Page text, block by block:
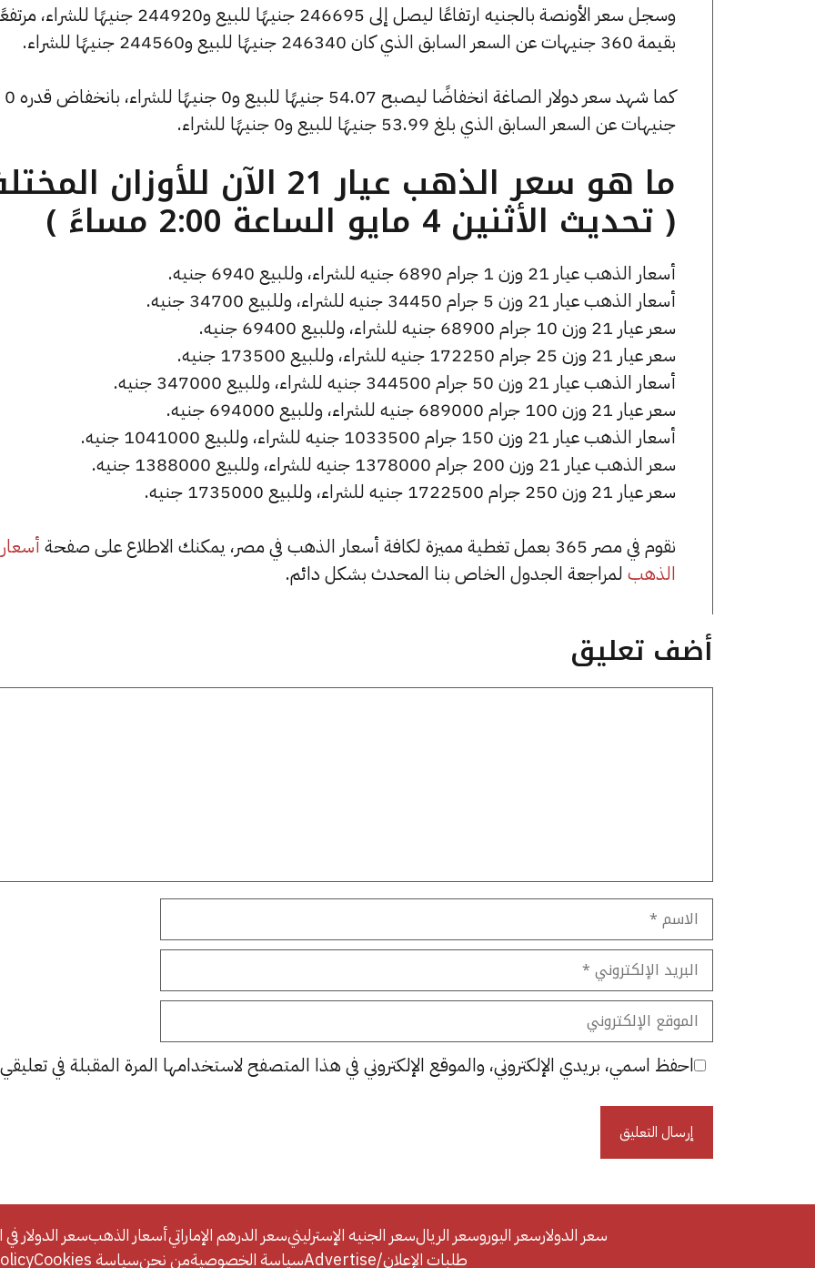
وسجل سعر الأونصة بالجنيه ارتفاعًا ليصل إلى 246695 جنيهًا للبيع و244920 جنيهًا للشراء،
بقيمة 360 جنيهات عن السعر السابق الذي كان 246340 جنيهًا للبيع و244560 جنيهًا للشراء.
كما شهد سعر دولار الصاغة انخفاضًا ليصبح 54.07 جنيهًا للبيع و0 جنيهًا للشراء، بانخفاض قدره 0
جنيهات عن السعر السابق الذي بلغ 53.99 جنيهًا للبيع و0 جنيهًا للشراء.
ما هو سعر الذهب عيار 21 الآن للأوزان
( تحديث الأثنين 4 مايو الساعة 2:00 مساءً )
أسعار الذهب عيار 21 وزن 1 جرام 6890 جنيه للشراء، وللبيع 6940 جنيه.
أسعار الذهب عيار 21 وزن 5 جرام 34450 جنيه للشراء، وللبيع 34700 جنيه.
سعر عيار 21 وزن 10 جرام 68900 جنيه للشراء، وللبيع 69400 جنيه.
سعر عيار 21 وزن 25 جرام 172250 جنيه للشراء، وللبيع 173500 جنيه.
أسعار الذهب عيار 21 وزن 50 جرام 344500 جنيه للشراء، وللبيع 347000 جنيه.
سعر عيار 21 وزن 100 جرام 689000 جنيه للشراء، وللبيع 694000 جنيه.
أسعار الذهب عيار 21 وزن 150 جرام 1033500 جنيه للشراء، وللبيع 1041000 جنيه.
سعر الذهب عيار 21 وزن 200 جرام 1378000 جنيه للشراء، وللبيع 1388000 جنيه.
سعر عيار 21 وزن 250 جرام 1722500 جنيه للشراء، وللبيع 1735000 جنيه.
نقوم في مصر 365 بعمل تغطية مميزة لكافة أسعار الذهب في مصر، يمكنك الاطلاع على صفحة
أسعار
الذهب لمراجعة الجدول الخاص بنا المحدث بشكل دائم.
أضف تعليق
الاسم
البريد
الإلكتروني
الموقع
الإلكتروني
احفظ اسمي، بريدي الإلكتروني، والموقع الإلكتروني في هذا المتصفح لاستخدامها المرة المقبلة في
سعر الدولارسعر اليوروسعر الريالسعر الجنيه الإسترلينيسعر الدرهم الإماراتيأسعار الذهبسعر الدولار
طلبات الإعلان/Advertise
سياسة الخصوصيةمن نحنسياسة Cookies